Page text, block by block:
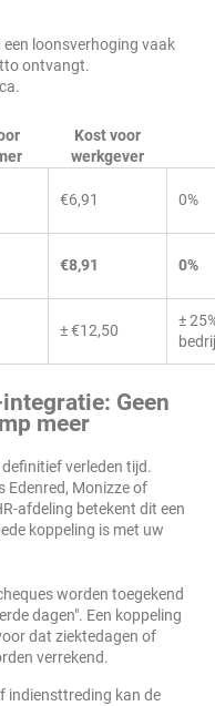
loonsverhoging vaak
ontvangt.
Kost voor
werkgever
€6,91 0%
€8,91 0%
± €12,50
±
Geen
meer
verleden tijd.
Edenred, Monizze of
afdeling betekent dit een
koppeling is met uw
worden toegekend
dagen". Een koppeling
dat ziektedagen of
verrekend.
indiensttreding kan de